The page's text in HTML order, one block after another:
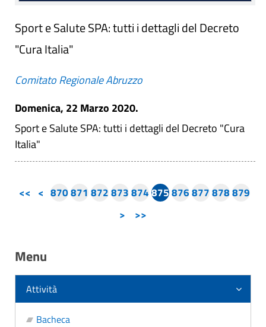
Sport e Salute SPA: tutti i dettagli del Decreto
"Cura Italia"
Comitato Regionale Abruzzo
Domenica, 22 Marzo 2020.
Sport e Salute SPA: tutti i dettagli del Decreto "Cura
Italia"
<< < 870871 872873874875876877878879
>
>>
Menu
Attività
Bacheca